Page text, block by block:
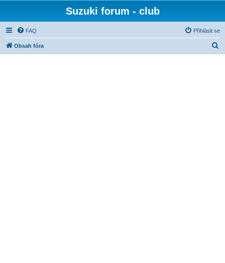
Suzuki forum - club
FAQ Přihlásit se
Obsah fóra